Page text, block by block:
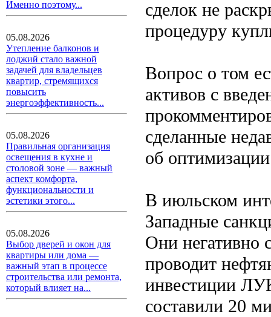
Именно поэтому...
05.08.2026
Утепление балконов и
лоджий стало важной
задачей для владельцев
квартир, стремящихся
повысить
энергоэффективность...
05.08.2026
Правильная организация
освещения в кухне и
столовой зоне — важный
аспект комфорта,
функциональности и
эстетики этого...
05.08.2026
Выбор дверей и окон для
квартиры или дома —
важный этап в процессе
строительства или ремонта,
который влияет на...
сделок не
процедуру
Вопрос о том
активов с
сделанные
об
В июльском
Западные
Они негативно
проводит
инвестиции
составили 20